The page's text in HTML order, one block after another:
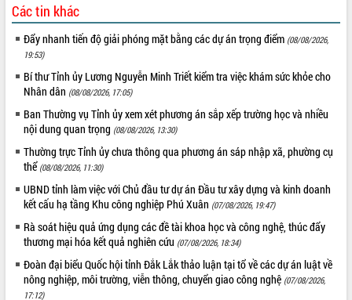
Các tin khác
Đẩy nhanh tiến độ giải phóng mặt bằng các dự án trọng điểm (08/08/2026,
19:53)
Bí thư Tỉnh ủy Lương Nguyễn Minh Triết kiểm tra việc khám sức khỏe cho
Nhân dân (08/08/2026, 17:05)
Ban Thường vụ Tỉnh ủy xem xét phương án sắp xếp trường học và nhiều
nội dung quan trọng (08/08/2026, 13:30)
Thường trực Tỉnh ủy chưa thông qua phương án sáp nhập xã, phường cụ
thể (08/08/2026, 11:30)
UBND tỉnh làm việc với Chủ đầu tư dự án Đầu tư xây dựng và kinh doanh
kết cấu hạ tầng Khu công nghiệp Phú Xuân (07/08/2026, 19:47)
Rà soát hiệu quả ứng dụng các đề tài khoa học và công nghệ, thúc đẩy
thương mại hóa kết quả nghiên cứu (07/08/2026, 18:34)
Đoàn đại biểu Quốc hội tỉnh Đắk Lắk thảo luận tại tổ về các dự án luật về
nông nghiệp, môi trường, viễn thông, chuyển giao công nghệ (07/08/2026,
17:12)